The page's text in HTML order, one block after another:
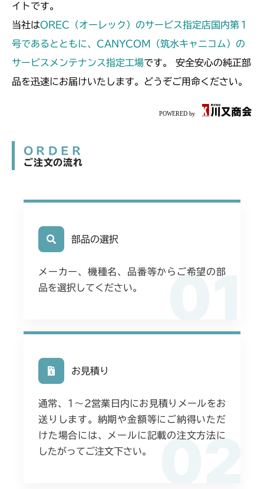
イトです。
当社はOREC（オーレック）のサービス指定店国内第１
号であるとともに、CANYCOM（筑水キャニコム）の
サービスメンテナンス指定工場です。 安全安心の純正部
品を迅速にお届けいたします。どうぞご用命ください。
ORDER
ご注文の流れ
01
部品の選択
メーカー、機種名、品番等からご希望の部
品を選択してください。
02
お見積り
通常、1〜2営業日内にお見積りメールをお
送りします。納期や金額等にご納得いただ
けた場合には、メールに記載の注文方法に
したがってご注文下さい。